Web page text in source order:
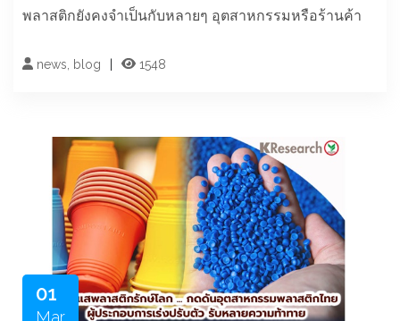
พลาสติกยังคงจำเป็นกับหลายๆ อุตสาหกรรมหรือร้านค้า
news, blog 1548
01
Mar